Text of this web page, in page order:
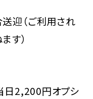
迎（ご利用され
す）
日2,200円オプシ